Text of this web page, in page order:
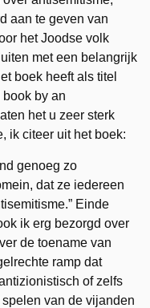
aan te geven van
het Joodse volk
met een belangrijk
boek heeft als titel
book by an
het u zeer sterk
ik citeer uit het boek:
genoeg zo
dat ze iedereen
Einde
ik erg bezorgd over
de toename van
ramp dat
of zelfs
van de vijanden